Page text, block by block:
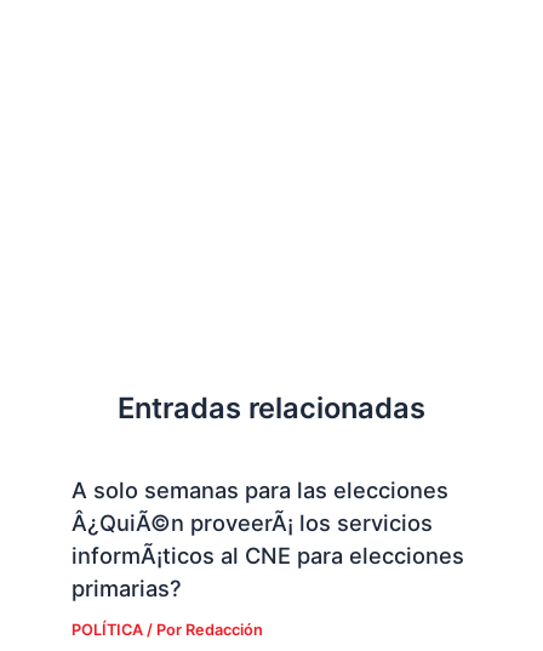
Entradas relacionadas
A solo semanas para las elecciones
Â¿QuiÃ©n proveerÃ¡ los servicios
informÃ¡ticos al CNE para elecciones
primarias?
POLÍTICA/ Por Redacción